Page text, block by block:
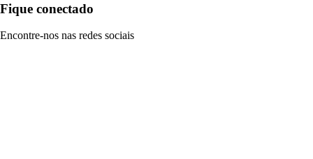
Fique conectado
Encontre-nos nas redes sociais